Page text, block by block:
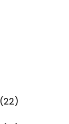
(22)